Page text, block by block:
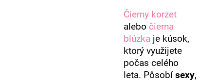
Čierny korzet
alebo čierna
blúzka je kúsok,
ktorý využijete
počas celého
leta. Pôsobí sexy,